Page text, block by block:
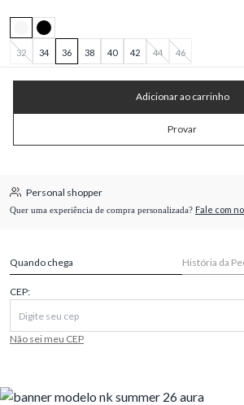
32 34 36 38 40 42 44
46
Adicionar ao carrinho
Provar
Personal shopper
Quer uma experiência de compra personalizada? Fale com
Quando chega História da
CEP:
Não sei meu CEP